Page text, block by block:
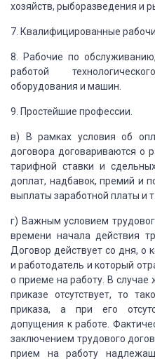
хозяйств, рыборазведения и
7. Квалифицированные
8.
Рабочие по
работой
оборудования и машин.
9. Простейшие профессии.
в) В рамках условия об
договора договариваются о
тарифной ставки и
доплат, надбавок, премий и
выплаты заработной платы и
г) Важным условием
времени начала действия
Договор действует со дня, о
и работодатель и который
о приеме на работу. В случае
приказе отсутствует, то
приказа, а при его
допущения к работе.
заключением трудового
прием на работу